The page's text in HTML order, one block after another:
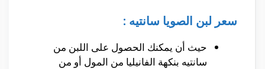
سعر لبن الصويا سانتيه :
حيث أن يمكنك الحصول على اللبن من
سانتيه بنكهة الفانيليا من المول أو من